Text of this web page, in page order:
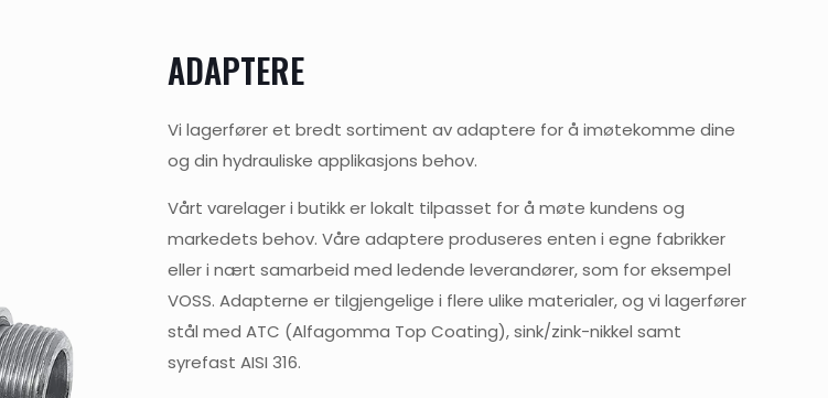
ADAPTERE
Vi lagerfører et bredt sortiment av adaptere for å imøtekomme dine
og din hydrauliske applikasjons behov.
Vårt varelager i butikk er lokalt tilpasset for å møte kundens og
markedets behov. Våre adaptere produseres enten i egne fabrikker
eller i nært samarbeid med ledende leverandører, som for eksempel
VOSS. Adapterne er tilgjengelige i flere ulike materialer, og vi lagerfører
stål med ATC (Alfagomma Top Coating), sink/zink-nikkel samt
syrefast AISI 316.